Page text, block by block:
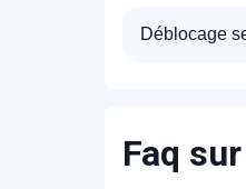
Déblocage
Faq